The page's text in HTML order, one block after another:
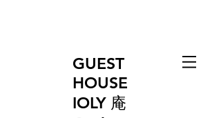
GUEST
HOUSE
IOLY 庵